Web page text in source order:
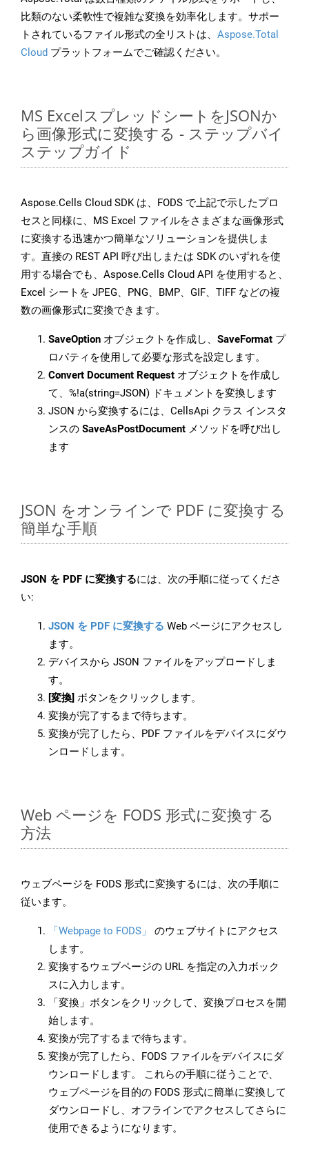
比類のない柔軟性で複雑な変換を効率化します。サポー
トされているファイル形式の全リストは、 Aspose.Total
Cloud プラットフォームでご確認ください。
MS ExcelスプレッドシートをJSONか
ら画像形式に変換する - ステップバイ
ステップガイド
Aspose.Cells Cloud SDK は、FODS で上記で示したプロ
セスと同様に、MS Excel ファイルをさまざまな画像形式
に変換する迅速かつ簡単なソリューションを提供しま
す。直接の REST API 呼び出しまたは SDK のいずれを使
用する場合でも、Aspose.Cells Cloud API を使用すると、
Excel シートを JPEG、PNG、BMP、GIF、TIFF などの複
数の画像形式に変換できます。
SaveOption オブジェクトを作成し、 SaveFormat プ
ロパティを使用して必要な形式を設定します。
Convert Document Request オブジェクトを作成し
て、%!a(string=JSON) ドキュメントを変換します
JSON から変換するには、CellsApi クラス インスタ
ンスの SaveAsPostDocument メソッドを呼び出し
ます
JSON をオンラインで PDF に変換する
簡単な手順
JSON を PDF に変換するには、次の手順に従ってくださ
い:
JSON を PDF に変換する Web ページにアクセスし
ます。
デバイスから JSON ファイルをアップロードしま
す。
[変換] ボタンをクリックします。
変換が完了するまで待ちます。
変換が完了したら、PDF ファイルをデバイスにダウ
ンロードします。
Web ページを FODS 形式に変換する
方法
ウェブページを FODS 形式に変換するには、次の手順に
従います。
「Webpage to FODS」
のウェブサイトにアクセス
します。
変換するウェブページの URL を指定の入力ボック
スに入力します。
「変換」ボタンをクリックして、変換プロセスを開
始します。
変換が完了するまで待ちます。
変換が完了したら、FODS ファイルをデバイスにダ
ウンロードします。 これらの手順に従うことで、
ウェブページを目的の FODS 形式に簡単に変換して
ダウンロードし、オフラインでアクセスしてさらに
使用できるようになります。